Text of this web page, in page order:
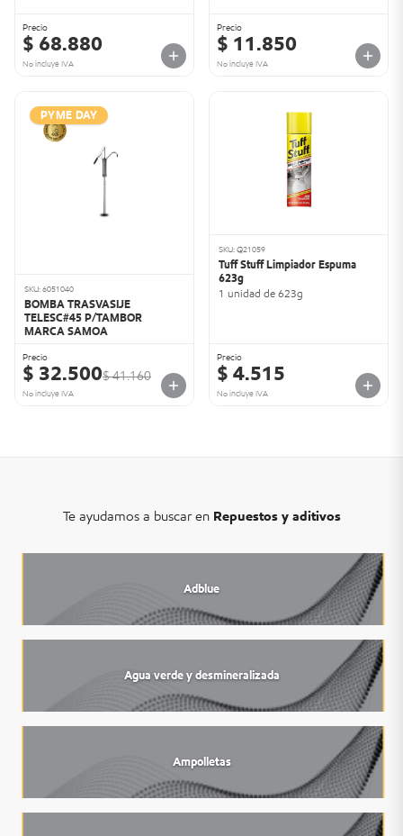
Precio
$ 68.880
No incluye IVA
Precio
$ 11.850
No incluye IVA
PYME DAY
SKU: 6051040
BOMBA TRASVASIJE
TELESC#45 P/TAMBOR
MARCA SAMOA
Precio
$ 32.500$ 41.160
No incluye IVA
SKU: Q21059
Tuff Stuff Limpiador Espuma
623g
1 unidad de 623g
Precio
$ 4.515
No incluye IVA
Te ayudamos a buscar en Repuestos y aditivos
Adblue
Agua verde y desmineralizada
Ampolletas